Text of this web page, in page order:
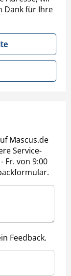
Dank für Ihre
Mascus.de
Service-
Fr. von 9:00
Feedback.